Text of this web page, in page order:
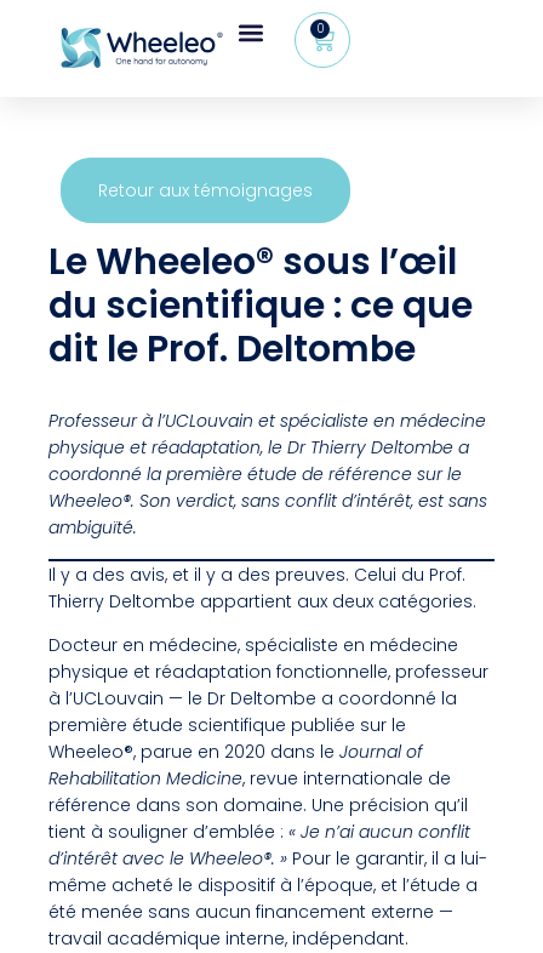
0
Retour aux témoignages
Le Wheeleo® sous l’œil
du scientifique : ce que
dit le Prof. Deltombe
Professeur à l’UCLouvain et spécialiste en médecine
physique et réadaptation, le Dr Thierry Deltombe a
coordonné la première étude de référence sur le
Wheeleo®. Son verdict, sans conflit d’intérêt, est sans
ambiguïté.
Il y a des avis, et il y a des preuves. Celui du Prof.
Thierry Deltombe appartient aux deux catégories.
Docteur en médecine, spécialiste en médecine
physique et réadaptation fonctionnelle, professeur
à l’UCLouvain — le Dr Deltombe a coordonné la
première étude scientifique publiée sur le
Wheeleo®, parue en 2020 dans le Journal of
Rehabilitation Medicine, revue internationale de
référence dans son domaine. Une précision qu’il
tient à souligner d’emblée : « Je n’ai aucun conflit
d’intérêt avec le Wheeleo®. » Pour le garantir, il a lui-
même acheté le dispositif à l’époque, et l’étude a
été menée sans aucun financement externe —
travail académique interne, indépendant.